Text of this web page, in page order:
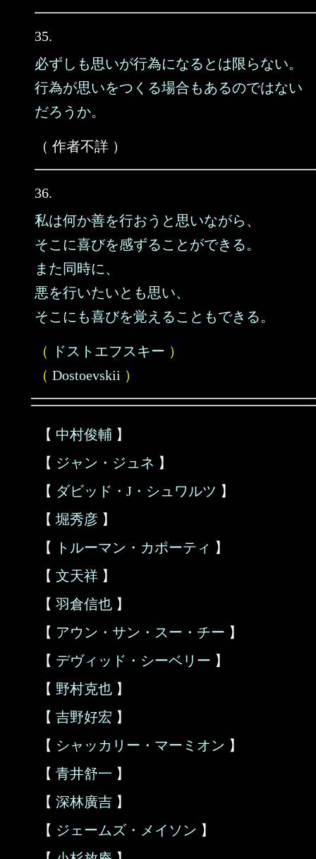
35.
必ずしも思いが行為になるとは限らない。
行為が思いをつくる場合もあるのではない
だろうか。
（ 作者不詳 ）
36.
私は何か善を行おうと思いながら、
そこに喜びを感ずることができる。
また同時に、
悪を行いたいとも思い、
そこにも喜びを覚えることもできる。
（ ドストエフスキー ）
（ Dostoevskii ）
【 中村俊輔 】
【 ジャン・ジュネ 】
【 ダビッド・J・シュワルツ 】
【 堀秀彦 】
【
トルーマン・カポーティ 】
【 文天祥 】
【 羽倉信也 】
【 アウン・サン・スー・チー 】
【 デヴィッド・シーベリー 】
【 野村克也 】
【 吉野好宏 】
【 シャッカリー・マーミオン 】
【 青井舒一 】
【 深林廣吉 】
【 ジェームズ・メイソン 】